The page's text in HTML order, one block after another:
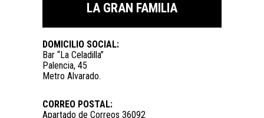
LA GRAN FAMILIA
DOMICILIO SOCIAL:
Bar “La Celadilla”
Palencia, 45
Metro Alvarado.
CORREO POSTAL:
Apartado de Correos 36092